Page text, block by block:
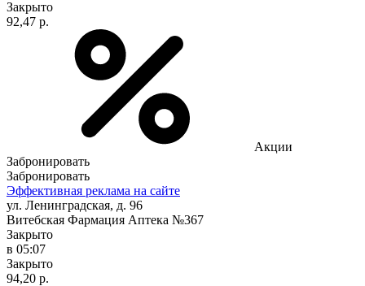
Закрыто
92,47 р.
Акции
Забронировать
Забронировать
Эффективная реклама на сайте
ул. Ленинградская, д. 96
Витебская Фармация Аптека №367
Закрыто
в 05:07
Закрыто
94,20 р.